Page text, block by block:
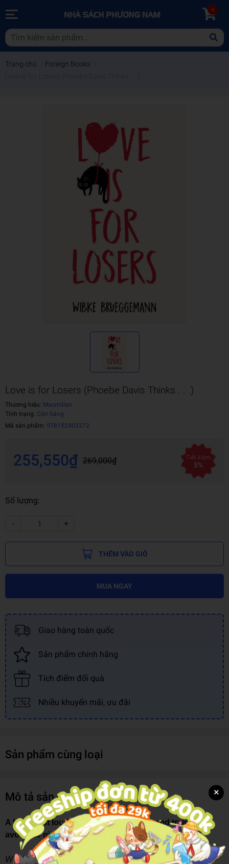
0
Trang chủ Foreign Books
Love is for Losers (Phoebe Davis Thinks . . .)
Thương hiệu: Macmillan
Tình trạng: Còn hàng
Mã sản phẩm: 978152903372
255,550₫ 269,000₫ Tiết kiệm
5%
Số lượng:
- +
THÊM VÀO GIỎ
MUA NGAY
Giao hàng toàn quốc
Sản phẩm chính hãng
Tích điểm đổi quà
Nhiều khuyến mãi, ưu đãi
Sản phẩm cùng loại
Mô tả sản phẩm
A laugh out loud look at first love, loss and trying to
avoid the girl of your dreams.
What a stupid expression that is in the first place: To fall in
×